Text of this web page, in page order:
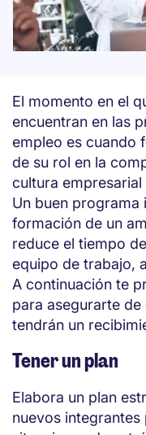
El momento en el
encuentran en las
empleo es cuando
de su rol en la
cultura
Un buen
formación de un
reduce el tiempo
equipo de trabajo,
A continuación te
para asegurarte
tendrán un
Tener un plan
Elabora un plan
nuevos